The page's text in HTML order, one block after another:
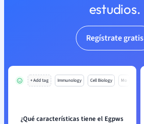
estudios.
Regístrate gratis
+ Add tag Immunology Cell Biology Mo
¿Qué características tiene el Egpws